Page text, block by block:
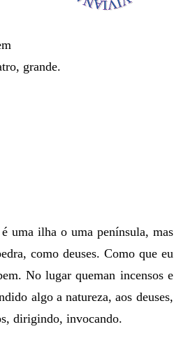
grande.
ilha o uma península, mas
como deuses. Como que eu
No lugar queman incensos e
algo a natureza, aos deuses,
dirigindo, invocando.